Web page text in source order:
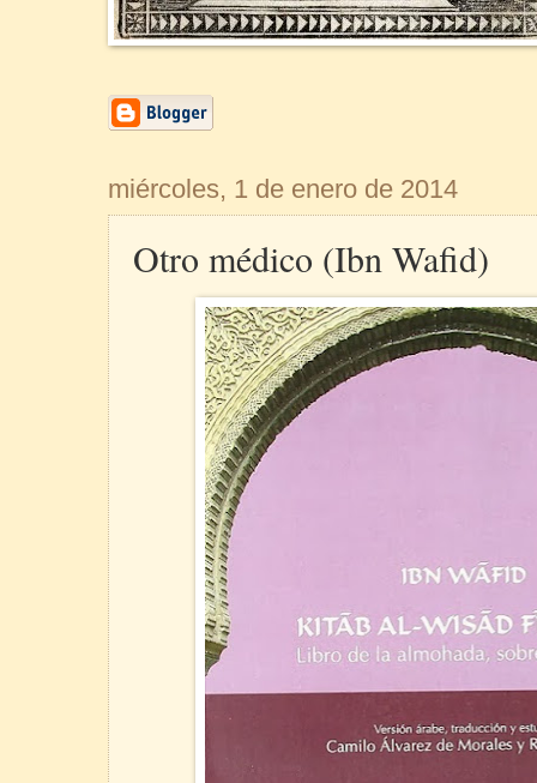
miércoles, 1 de enero de 2014
Otro médico (Ibn Wafid)